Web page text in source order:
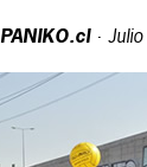
PANIKO.cl·